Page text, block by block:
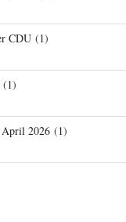
CDU (1)
(1)
April 2026 (1)